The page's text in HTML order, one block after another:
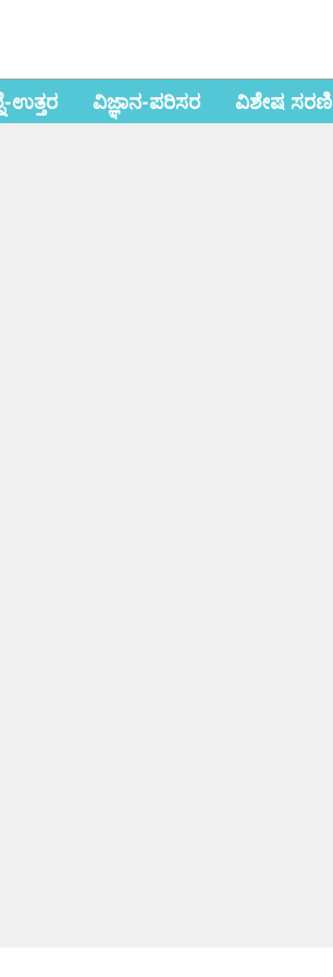
ಉತ್ತರ ವಿಜ್ಞಾನ-ಪರಿಸರ ವಿಶೇಷ ಸರಣಿ